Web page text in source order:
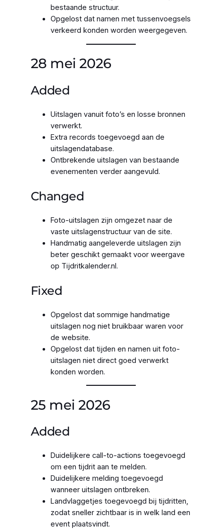
bestaande structuur.
Opgelost dat namen met tussenvoegsels
verkeerd konden worden weergegeven.
28 mei 2026
Added
Uitslagen vanuit foto’s en losse bronnen
verwerkt.
Extra records toegevoegd aan de
uitslagendatabase.
Ontbrekende uitslagen van bestaande
evenementen verder aangevuld.
Changed
Foto-uitslagen zijn omgezet naar de
vaste uitslagenstructuur van de site.
Handmatig aangeleverde uitslagen zijn
beter geschikt gemaakt voor weergave
op Tijdritkalender.nl.
Fixed
Opgelost dat sommige handmatige
uitslagen nog niet bruikbaar waren voor
de website.
Opgelost dat tijden en namen uit foto-
uitslagen niet direct goed verwerkt
konden worden.
25 mei 2026
Added
Duidelijkere call-to-actions toegevoegd
om een tijdrit aan te melden.
Duidelijkere melding toegevoegd
wanneer uitslagen ontbreken.
Landvlaggetjes toegevoegd bij tijdritten,
zodat sneller zichtbaar is in welk land een
event plaatsvindt.